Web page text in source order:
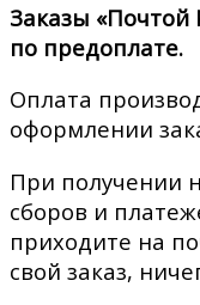
Заказы «Почтой
по предоплате.
Оплата
оформлении
При получении
сборов и
приходите на
свой заказ,